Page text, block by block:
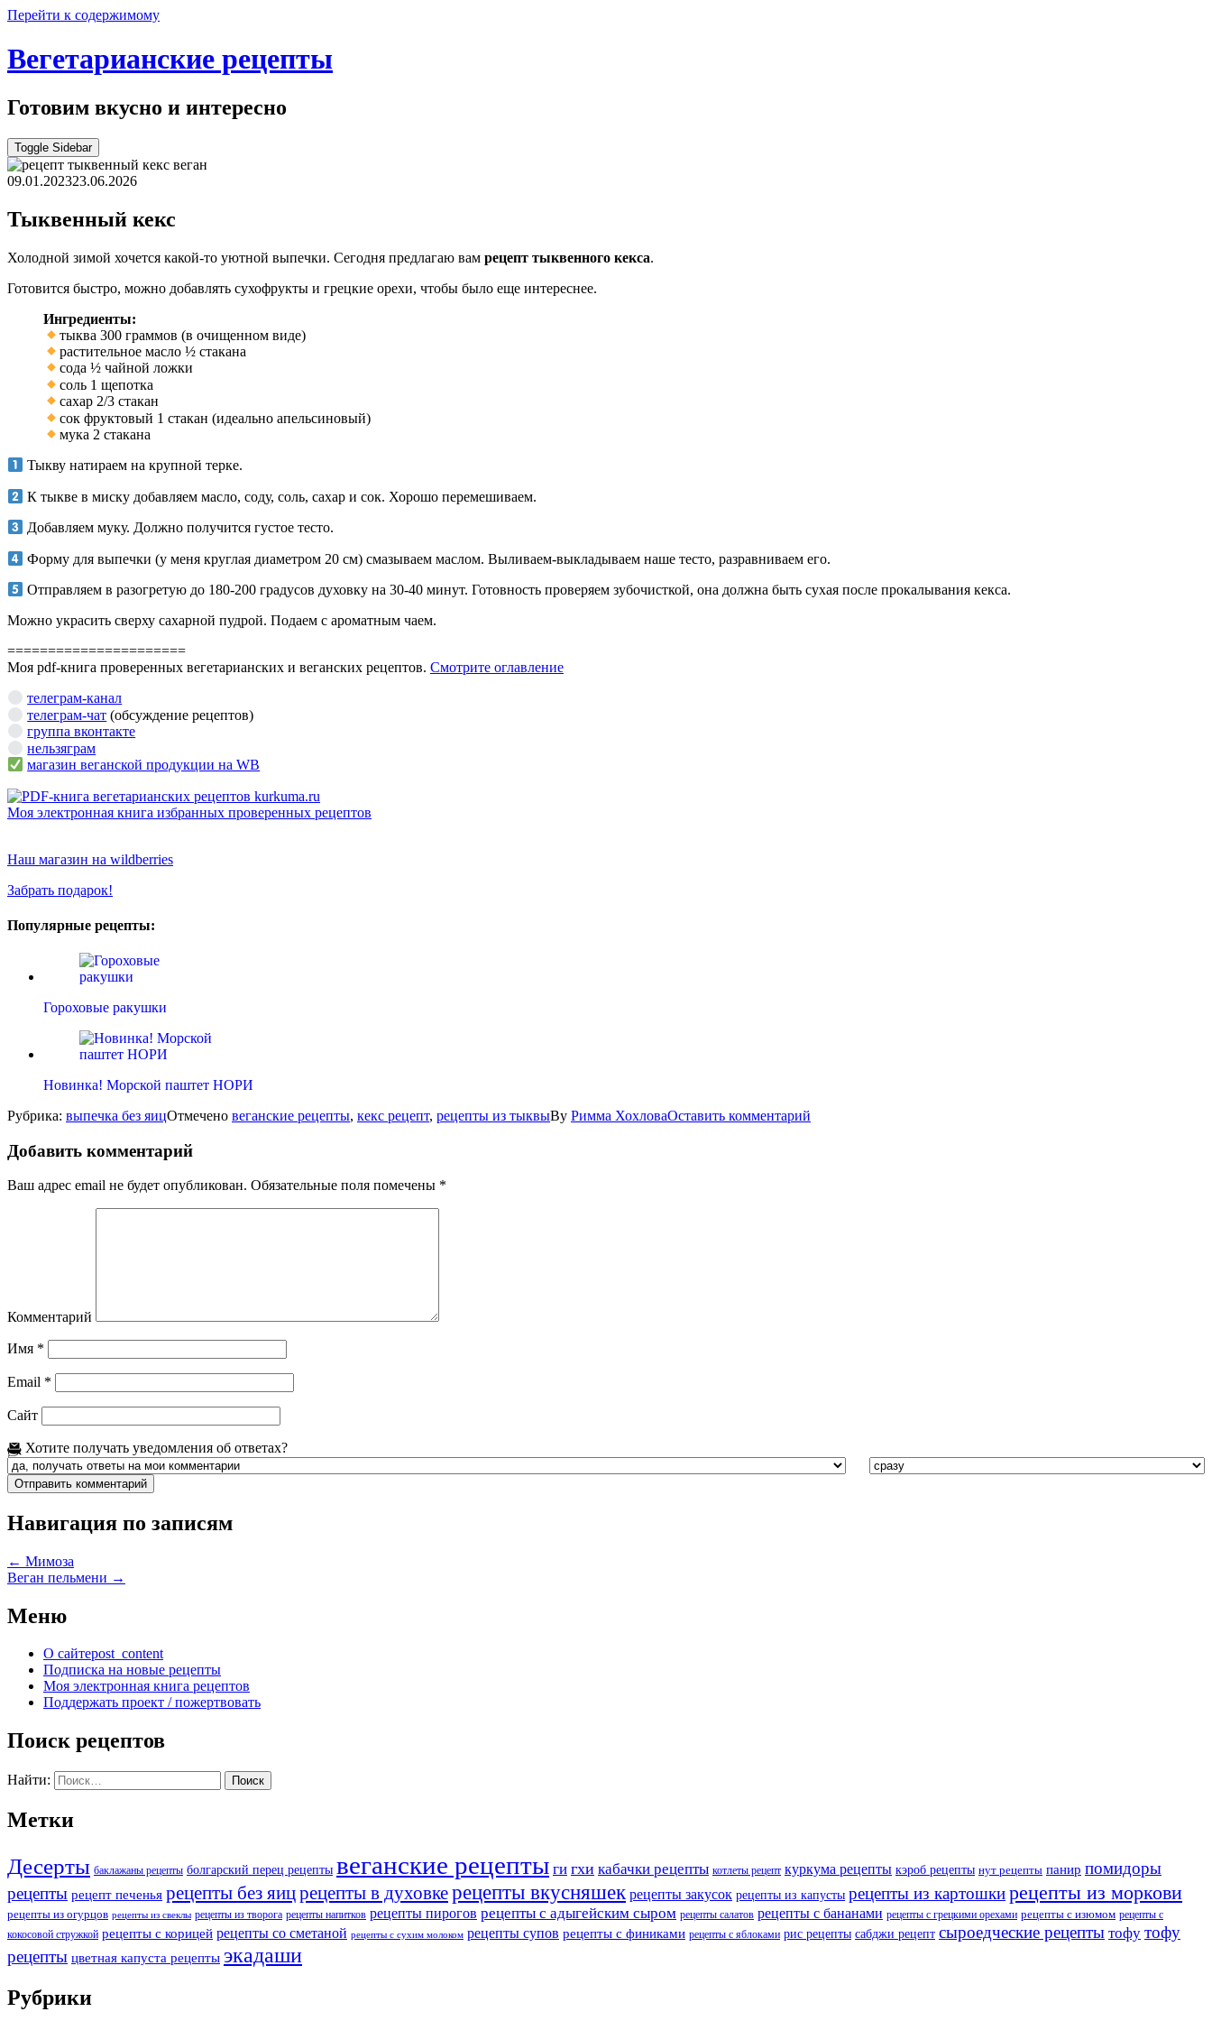
Перейти к содержимому
Вегетарианские рецепты
Готовим вкусно и интересно
Toggle Sidebar
09.01.202323.06.2026
Тыквенный кекс
Холодной зимой хочется какой-то уютной выпечки. Сегодня предлагаю вам рецепт тыквенного кекса.
Готовится быстро, можно добавлять сухофрукты и грецкие орехи, чтобы было еще интереснее.
Ингредиенты:
тыква 300 граммов (в очищенном виде)
растительное масло ½ стакана
сода ½ чайной ложки
соль 1 щепотка
сахар 2/3 стакан
сок фруктовый 1 стакан (идеально апельсиновый)
мука 2 стакана
Тыкву натираем на крупной терке.
К тыкве в миску добавляем масло, соду, соль, сахар и сок. Хорошо перемешиваем.
Добавляем муку. Должно получится густое тесто.
Форму для выпечки (у меня круглая диаметром 20 см) смазываем маслом. Выливаем-выкладываем наше тесто, разравниваем его.
Отправляем в разогретую до 180-200 градусов духовку на 30-40 минут. Готовность проверяем зубочисткой, она должна быть сухая после прокалывания кекса.
Можно украсить сверху сахарной пудрой. Подаем с ароматным чаем.
======================
Моя pdf-книга проверенных вегетарианских и веганских рецептов. Смотрите оглавление
телеграм-канал
телеграм-чат (обсуждение рецептов)
группа вконтакте
нельзяграм
магазин веганской продукции на WB
Моя электронная книга избранных проверенных рецептов
Наш магазин на wildberries
Забрать подарок!
Популярные рецепты:
Гороховые ракушки
Новинка! Морской паштет НОРИ
Рубрика: выпечка без яицОтмечено веганские рецепты, кекс рецепт, рецепты из тыквыBy Римма ХохловаОставить комментарий
Добавить комментарий
Ваш адрес email не будет опубликован. Обязательные поля помечены *
Комментарий
Имя *
Email *
Сайт
Хотите получать уведомления об ответах?
Навигация по записям
← Мимоза
Веган пельмени →
Меню
О сайтеpost_content
Подписка на новые рецепты
Моя электронная книга рецептов
Поддержать проект / пожертвовать
Поиск рецептов
Найти:
Метки
Десерты баклажаны рецепты болгарский перец рецепты веганские рецепты ги гхи кабачки рецепты котлеты рецепт куркума рецепты кэроб рецепты нут рецепты панир помидоры
рецепты рецепт печенья рецепты без яицрецепты в духовкерецепты вкусняшек рецепты закусок рецепты из капусты рецепты из картошкирецепты из моркови
рецепты из огурцов рецепты из свеклы рецепты из творога рецепты напитков рецепты пирогов рецепты с адыгейским сыром рецепты салатов рецепты с бананами рецепты с грецкими орехами рецепты с изюмом рецепты с
кокосовой стружкой рецепты с корицей рецепты со сметаной рецепты с сухим молоком рецепты супов рецепты с финиками рецепты с яблоками рис рецепты сабджи рецепт сыроедческие рецепты тофу тофу
рецепты цветная капуста рецепты экадаши
Рубрики